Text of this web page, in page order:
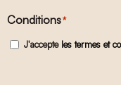
mail
Conditions*
J'accepte les termes et